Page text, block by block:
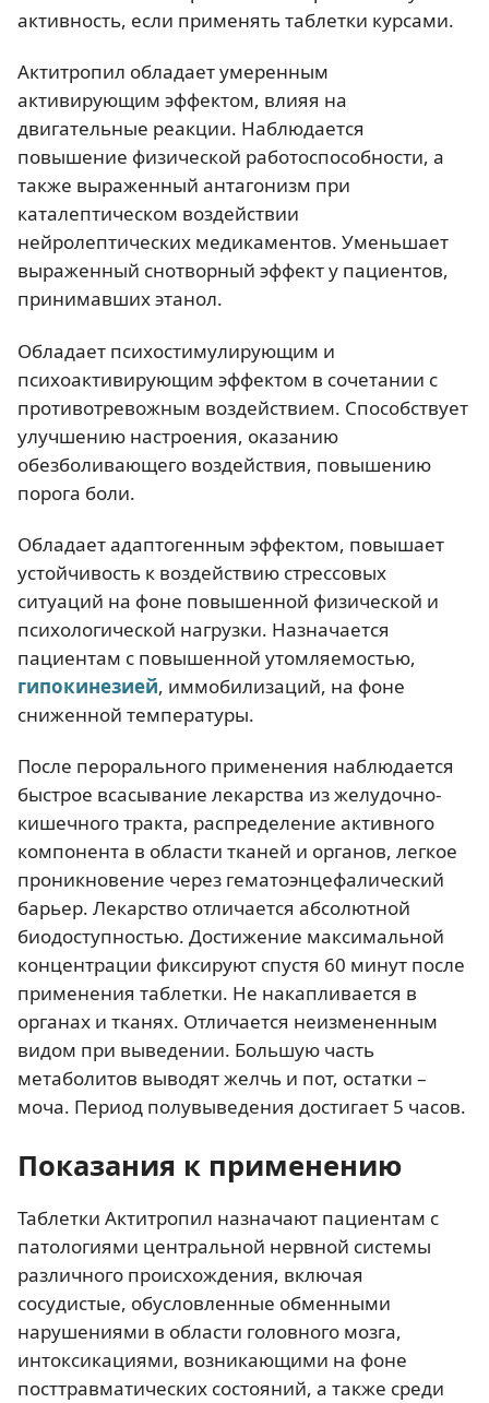
активность, если применять таблетки курсами.
Актитропил обладает умеренным
активирующим эффектом, влияя на
двигательные реакции. Наблюдается
повышение физической работоспособности, а
также выраженный антагонизм при
каталептическом воздействии
нейролептических медикаментов. Уменьшает
выраженный снотворный эффект у пациентов,
принимавших этанол.
Обладает психостимулирующим и
психоактивирующим эффектом в сочетании с
противотревожным воздействием. Способствует
улучшению настроения, оказанию
обезболивающего воздействия, повышению
порога боли.
Обладает адаптогенным эффектом, повышает
устойчивость к воздействию стрессовых
ситуаций на фоне повышенной физической и
психологической нагрузки. Назначается
пациентам с повышенной утомляемостью,
гипокинезией, иммобилизаций, на фоне
сниженной температуры.
После перорального применения наблюдается
быстрое всасывание лекарства из желудочно-
кишечного тракта, распределение активного
компонента в области тканей и органов, легкое
проникновение через гематоэнцефалический
барьер. Лекарство отличается абсолютной
биодоступностью. Достижение максимальной
концентрации фиксируют спустя 60 минут после
применения таблетки. Не накапливается в
органах и тканях. Отличается неизмененным
видом при выведении. Большую часть
метаболитов выводят желчь и пот, остатки –
моча. Период полувыведения достигает 5 часов.
Показания к применению
Таблетки Актитропил назначают пациентам с
патологиями центральной нервной системы
различного происхождения, включая
сосудистые, обусловленные обменными
нарушениями в области головного мозга,
интоксикациями, возникающими на фоне
посттравматических состояний, а также среди